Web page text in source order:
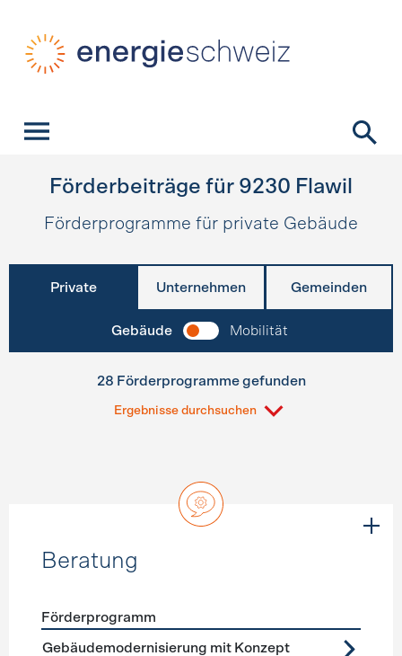
Förderbeiträge für 9230 Flawil
Förderprogramme für private Gebäude
Private Unternehmen Gemeinden
Gebäude Mobilität
28 Förderprogramme gefunden
Ergebnisse durchsuchen
Beratung
Förderprogramme Beratung
Förderprogramm
Gebäudemodernisierung mit Konzept